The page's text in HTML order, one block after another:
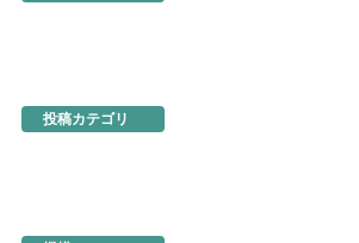
投稿カテゴリ